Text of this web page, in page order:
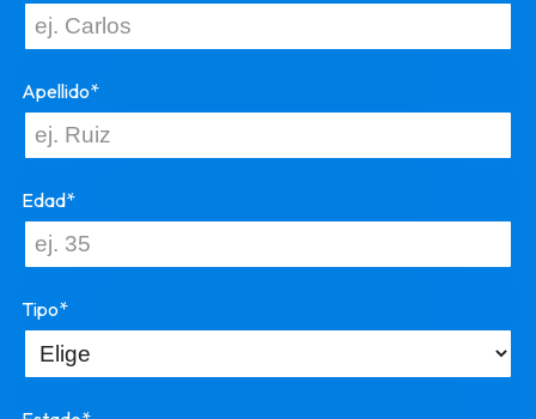
Apellido*
Edad*
Tipo*